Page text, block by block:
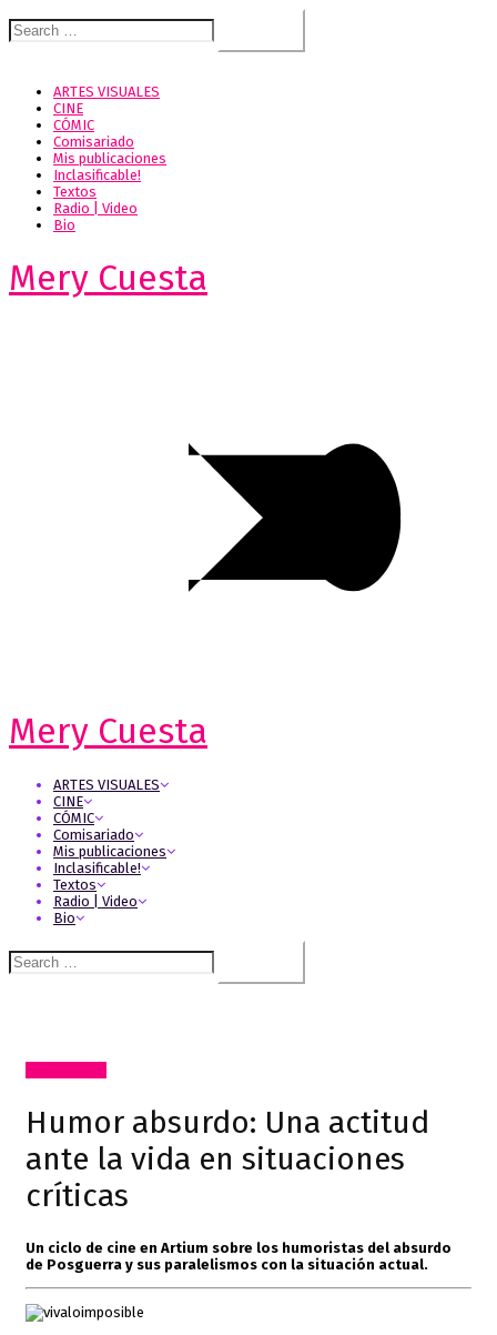
Search
for:
ARTES VISUALES
CINE
CÓMIC
Comisariado
Mis publicaciones
Inclasificable!
Textos
Radio | Video
Bio
Mery Cuesta
Mery Cuesta
ARTES VISUALES
CINE
CÓMIC
Comisariado
Mis publicaciones
Inclasificable!
Textos
Radio | Video
Bio
Search
for:
Humor absurdo: Una actitud
ante la vida en situaciones
críticas
Un ciclo de cine en Artium sobre los humoristas del absurdo
de Posguerra y sus paralelismos con la situación actual.